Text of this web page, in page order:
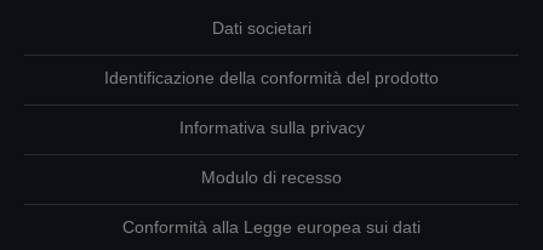
Dati societari
Identificazione della conformità del prodotto
Informativa sulla privacy
Modulo di recesso
Conformità alla Legge europea sui dati